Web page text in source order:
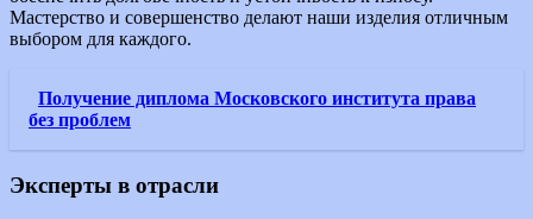
Мастерство и совершенство делают наши изделия отличным
выбором для каждого.
Получение диплома Московского института права
без проблем
Эксперты в отрасли